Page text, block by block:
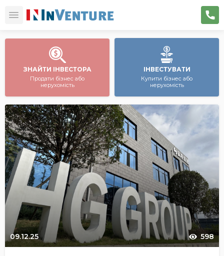
ЗНАЙТИ ІНВЕСТОРА
Продати бізнес або
нерухомість
ІНВЕСТУВАТИ
Купити бізнес або
нерухомість
09.12.25 598